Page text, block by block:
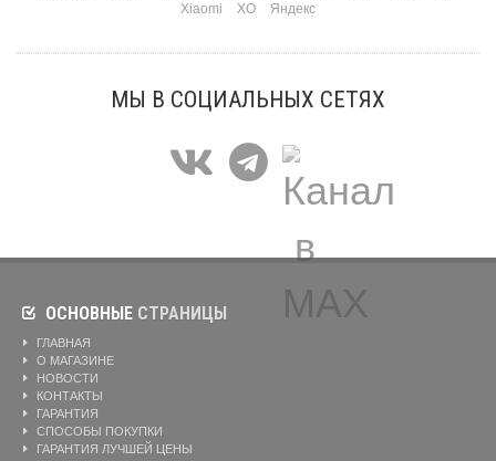
Xiaomi
XO Яндекс
МЫ В СОЦИАЛЬНЫХ СЕТЯХ
ОСНОВНЫЕ СТРАНИЦЫ
ГЛАВНАЯ
О МАГАЗИНЕ
НОВОСТИ
КОНТАКТЫ
ГАРАНТИЯ
СПОСОБЫ ПОКУПКИ
ГАРАНТИЯ ЛУЧШЕЙ ЦЕНЫ